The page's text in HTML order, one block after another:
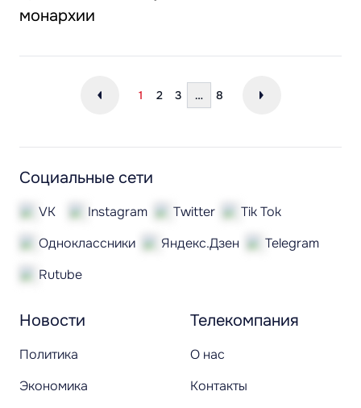
монархии
1 2 3 … 8
Новости
Политика
Экономика
Телекомпания
О нас
Контакты
Социальные сети
VK Instagram Twitter
Tik Tok
Одноклассники
Яндекс.Дзен
Telegram
Rutube